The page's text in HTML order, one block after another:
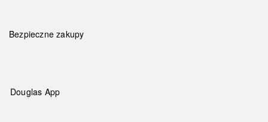
Bezpieczne zakupy
Douglas App